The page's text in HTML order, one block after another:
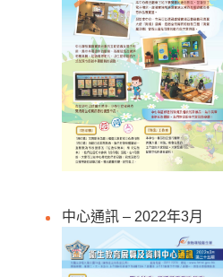
中心通訊 – 2022年3月